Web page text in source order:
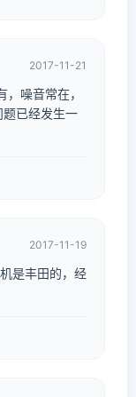
2017-11-21
噪音常在，
已经发生一
2017-11-19
是丰田的，经